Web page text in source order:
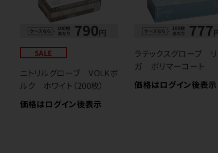
SALE
ニトリルグローブ VOLKボ
ルク ホワイト（200枚）
価格はログイン後表示
ラテックスグローブ
ガ ポリマーコート
価格はログイン後表示